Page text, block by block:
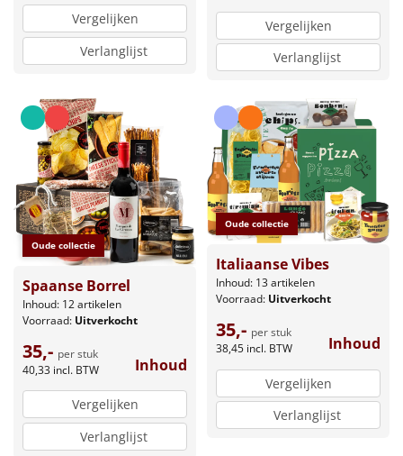
Vergelijken
Verlanglijst
Vergelijken
Verlanglijst
Oude collectie
Spaanse Borrel
Inhoud: 12 artikelen
Voorraad: Uitverkocht
35,- per stuk
40,33 incl. BTW Inhoud
Vergelijken
Verlanglijst
Oude collectie
Italiaanse Vibes
Inhoud: 13 artikelen
Voorraad: Uitverkocht
35,- per stuk
38,45 incl. BTW Inhoud
Vergelijken
Verlanglijst